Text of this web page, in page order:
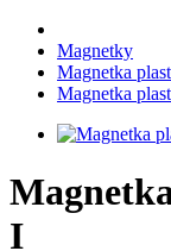
Magnetky
Magnetka
Magnetka
I